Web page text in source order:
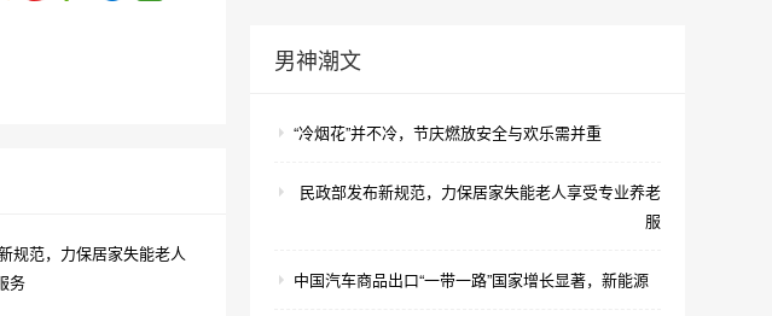
男神潮文
“冷烟花”并不冷，节庆燃放安全与欢乐需并重
民政部发布新规范，力保居家失能老人享受专业养老
服
中国汽车商品出口“一带一路”国家增长显著，新能源